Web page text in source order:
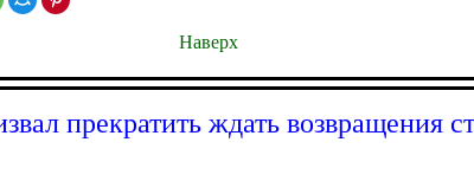
Наверх
прекратить ждать возвращения